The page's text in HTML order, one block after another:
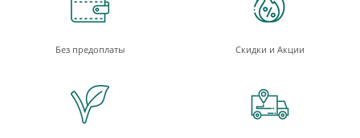
Без предоплаты Скидки и Акции